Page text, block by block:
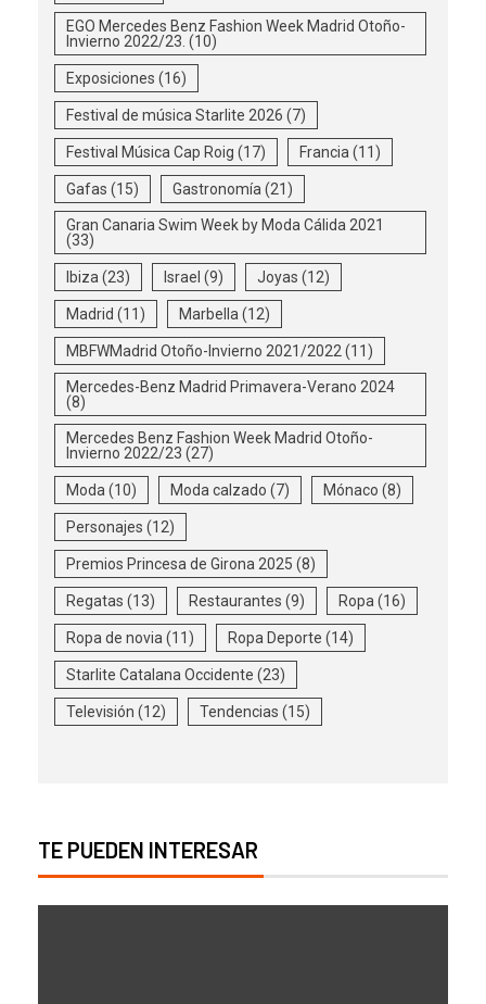
EGO Mercedes Benz Fashion Week Madrid Otoño-
Invierno 2022/23. (10)
Exposiciones (16)
Festival de música Starlite 2026 (7)
Festival Música Cap Roig (17) Francia (11)
Gafas (15) Gastronomía (21)
Gran Canaria Swim Week by Moda Cálida 2021
(33)
Ibiza (23) Israel (9) Joyas (12)
Madrid (11) Marbella (12)
MBFWMadrid Otoño-Invierno 2021/2022 (11)
Mercedes-Benz Madrid Primavera-Verano 2024
(8)
Mercedes Benz Fashion Week Madrid Otoño-
Invierno 2022/23 (27)
Moda (10) Moda calzado (7) Mónaco (8)
Personajes (12)
Premios Princesa de Girona 2025 (8)
Regatas (13) Restaurantes (9) Ropa (16)
Ropa de novia (11) Ropa Deporte (14)
Starlite Catalana Occidente (23)
Televisión (12) Tendencias (15)
TE PUEDEN INTERESAR